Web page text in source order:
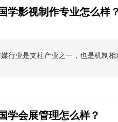
学影视制作专业怎么样
行业是支柱产业之一，也是机制
学会展管理怎么样？